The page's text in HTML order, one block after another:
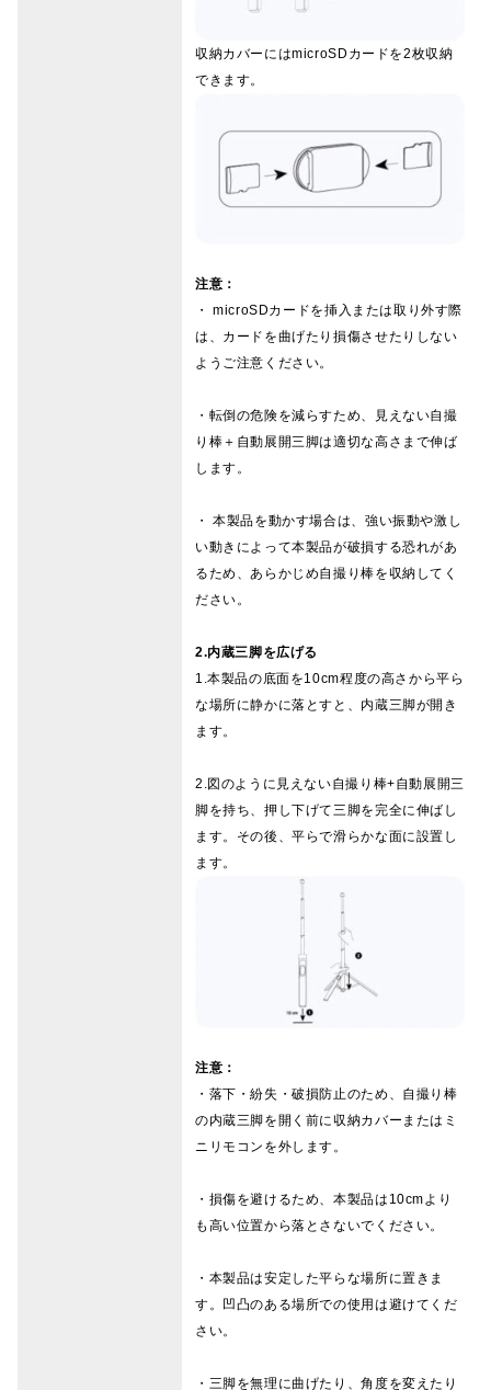
収納カバーにはmicroSDカードを2枚収納
できます。
注意：
・ microSDカードを挿入または取り外す際
は、カードを曲げたり損傷させたりしない
ようご注意ください。
・転倒の危険を減らすため、見えない自撮
り棒＋自動展開三脚は適切な高さまで伸ば
します。
・ 本製品を動かす場合は、強い振動や激し
い動きによって本製品が破損する恐れがあ
るため、あらかじめ自撮り棒を収納してく
ださい。
2.内蔵三脚を広げる
1.本製品の底面を10cm程度の高さから平ら
な場所に静かに落とすと、内蔵三脚が開き
ます。
2.図のように見えない自撮り棒+自動展開三
脚を持ち、押し下げて三脚を完全に伸ばし
ます。その後、平らで滑らかな面に設置し
ます。
注意：
・落下・紛失・破損防止のため、自撮り棒
の内蔵三脚を開く前に収納カバーまたはミ
ニリモコンを外します。
・損傷を避けるため、本製品は10cmより
も高い位置から落とさないでください。
・本製品は安定した平らな場所に置きま
す。凹凸のある場所での使用は避けてくだ
さい。
・三脚を無理に曲げたり、角度を変えたり